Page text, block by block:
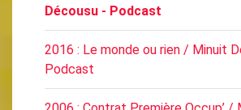
Décousu - Podcast
2016 : Le monde ou rien / Minuit
Podcast